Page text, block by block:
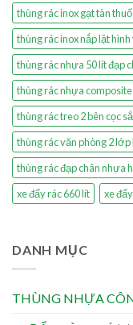
thùng rác inox gạt tàn
thùng rác inox nắp lật
thùng rác nhựa 50 lít đạp
thùng rác nhựa
thùng rác treo 2 bên cọc
thùng rác văn phòng 2
thùng rác đạp chân nhựa
xe đẩy rác 660 lít
xe
DANH MỤC
THÙNG NHỰA